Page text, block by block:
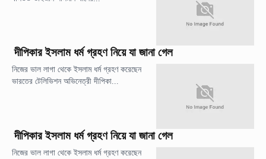
দীপিকার ইসলাম ধর্ম গ্রহণ নিয়ে যা জানা গেল
নিজের ভাল লাগা থেকে ইসলাম ধর্ম গ্রহণ করেছেন
ভারতের টেলিভিশন অভিনেত্রী দীপিকা...
দীপিকার ইসলাম ধর্ম গ্রহণ নিয়ে যা জানা গেল
নিজের ভাল লাগা থেকে ইসলাম ধর্ম গ্রহণ করেছেন